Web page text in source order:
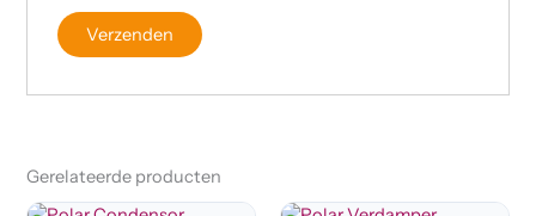
Gerelateerde producten